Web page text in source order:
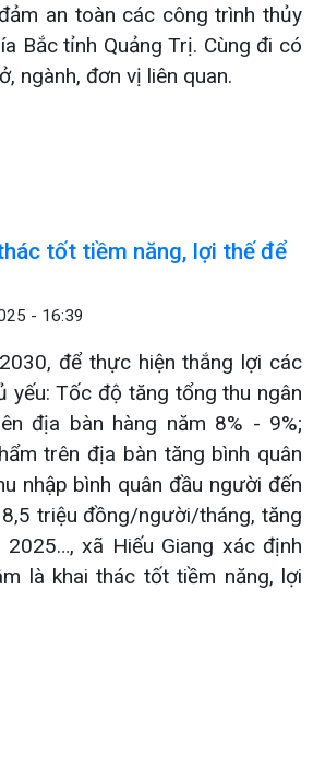
an toàn các công trình thủy
Bắc tỉnh Quảng Trị. Cùng đi có
ngành, đơn vị liên quan.
tốt tiềm năng, lợi thế để
- 16:39
để thực hiện thắng lợi các
yếu: Tốc độ tăng tổng thu ngân
địa bàn hàng năm 8% - 9%;
trên địa bàn tăng bình quân
nhập bình quân đầu người đến
triệu đồng/người/tháng, tăng
xã Hiếu Giang xác định
là khai thác tốt tiềm năng, lợi